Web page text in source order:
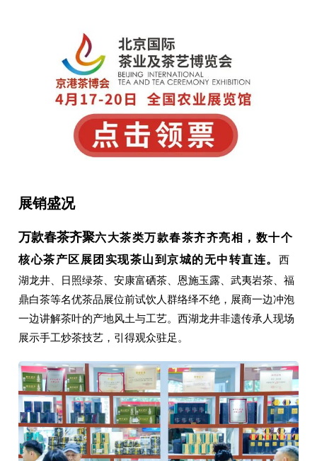
展销盛况
万款春茶齐聚六大茶类万款春茶齐齐亮相，数十个
核心茶产区展团实现茶山到京城的无中转直连。 西
湖龙井、日照绿茶、安康富硒茶、恩施玉露、武夷岩茶、福
鼎白茶等名优茶品展位前试饮人群络绎不绝，展商一边冲泡
一边讲解茶叶的产地风土与工艺。西湖龙井非遗传承人现场
展示手工炒茶技艺，引得观众驻足。